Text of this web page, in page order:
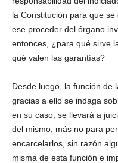
la Constitución para que
ese proceder del órgano
entonces, ¿para qué sirve
qué valen las garantías?
Desde luego, la función de
gracias a ello se indaga
en su caso, se llevará a
del mismo, más no para
encarcelarlos, sin razón
misma de esta función e